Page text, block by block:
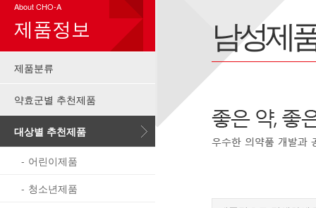
About CHO-A
제품정보
제품분류
약효군별 추천제품
대상별 추천제품
어린이제품
청소년제품
남성제